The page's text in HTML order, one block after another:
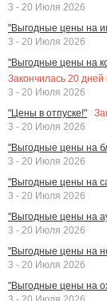
3 - 20 Июля 2026
"Выгодные цены на
3 - 20 Июля 2026
"Выгодные цены на
Закончилась 20 дней
3 - 20 Июля 2026
"Цены в отпуске!"
3 - 20 Июля 2026
"Выгодные цены на
3 - 20 Июля 2026
"Выгодные цены на
3 - 20 Июля 2026
"Выгодные цены на
3 - 20 Июля 2026
"Выгодные цены на
3 - 20 Июля 2026
"Выгодные цены на